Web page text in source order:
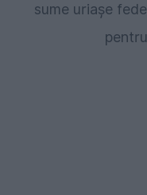
sume uriașe